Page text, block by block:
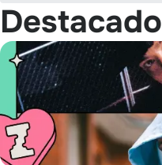
Destacado